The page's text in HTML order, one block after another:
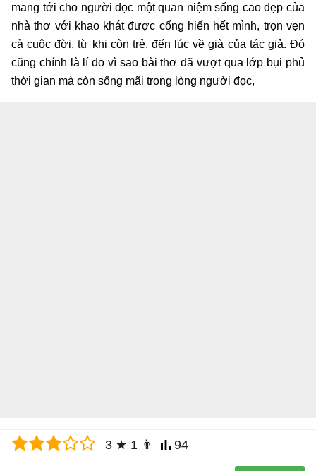
mang tới cho người đọc một quan niệm sống cao đẹp của
nhà thơ với khao khát được cống hiến hết mình, trọn vẹn
cả cuộc đời, từ khi còn trẻ, đến lúc về già của tác giả. Đó
cũng chính là lí do vì sao bài thơ đã vượt qua lớp bụi phủ
thời gian mà còn sống mãi trong lòng người đọc,
3 ★ 1 👨 94